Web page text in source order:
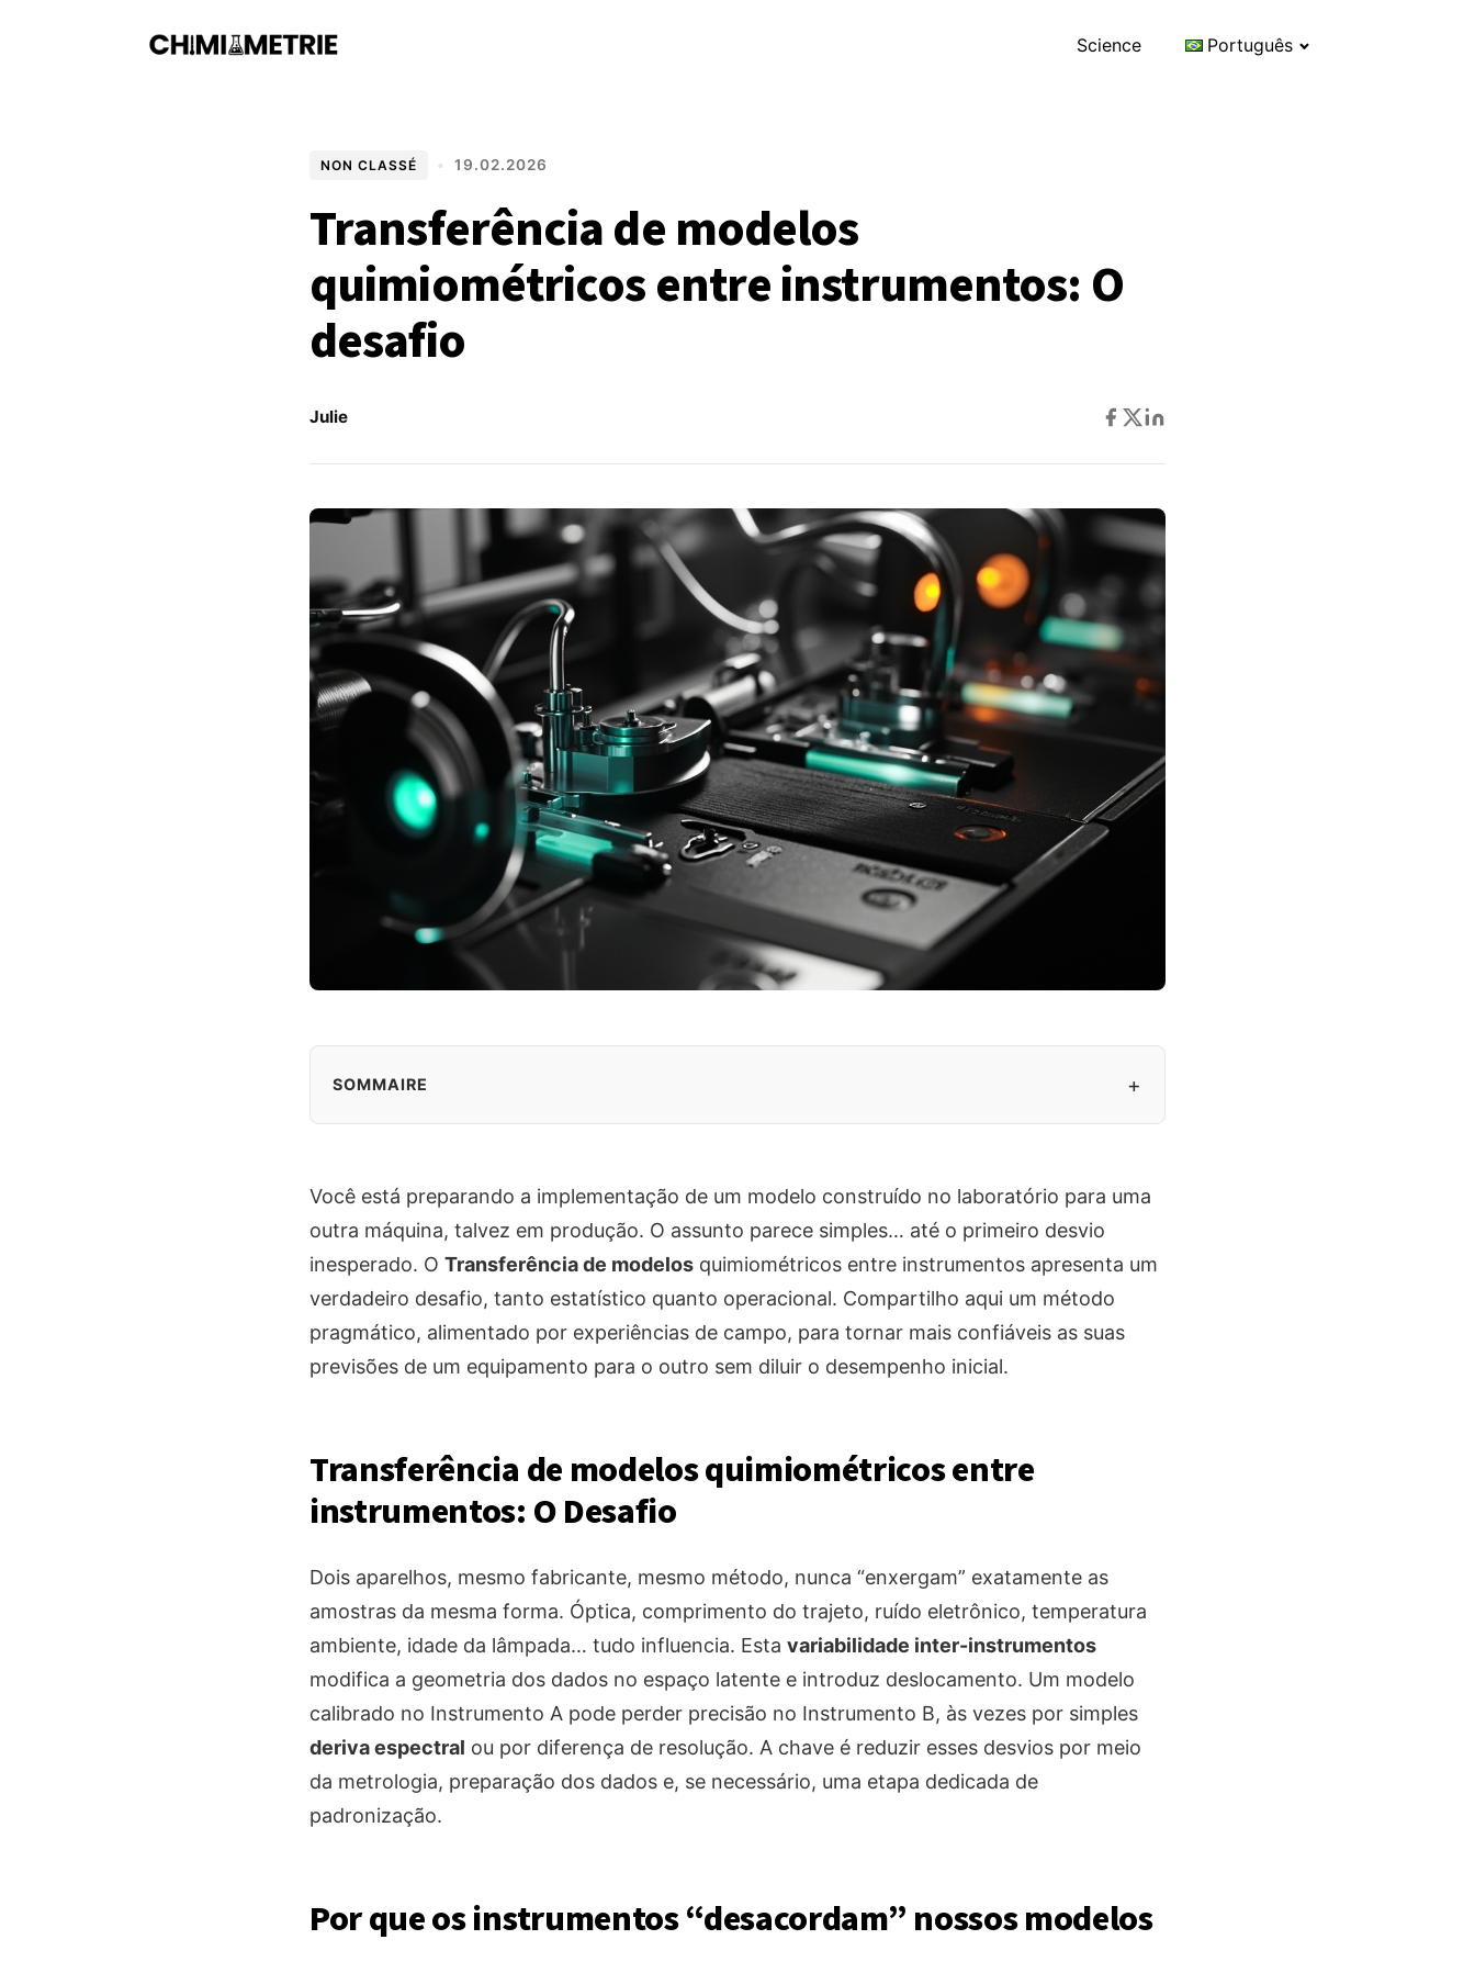
Science Português
NON CLASSÉ • 19.02.2026
Transferência de modelos
quimiométricos entre instrumentos: O
desafio
Julie
SOMMAIRE +
Você está preparando a implementação de um modelo construído no laboratório para uma
outra máquina, talvez em produção. O assunto parece simples… até o primeiro desvio
inesperado. O Transferência de modelos quimiométricos entre instrumentos apresenta um
verdadeiro desafio, tanto estatístico quanto operacional. Compartilho aqui um método
pragmático, alimentado por experiências de campo, para tornar mais confiáveis as suas
previsões de um equipamento para o outro sem diluir o desempenho inicial.
Transferência de modelos quimiométricos entre
instrumentos: O Desafio
Dois aparelhos, mesmo fabricante, mesmo método, nunca “enxergam” exatamente as
amostras da mesma forma. Óptica, comprimento do trajeto, ruído eletrônico, temperatura
ambiente, idade da lâmpada… tudo influencia. Esta variabilidade inter-instrumentos
modifica a geometria dos dados no espaço latente e introduz deslocamento. Um modelo
calibrado no Instrumento A pode perder precisão no Instrumento B, às vezes por simples
deriva espectral ou por diferença de resolução. A chave é reduzir esses desvios por meio
da metrologia, preparação dos dados e, se necessário, uma etapa dedicada de
padronização.
Por que os instrumentos “desacordam” nossos modelos